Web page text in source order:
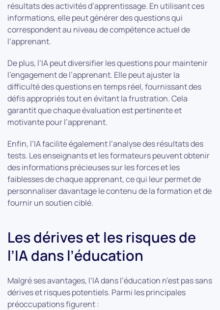
résultats des activités d’apprentissage. En utilisant ces
informations, elle peut générer des questions qui
correspondent au niveau de compétence actuel de
l’apprenant.
De plus, l’IA peut diversifier les questions pour maintenir
l’engagement de l’apprenant. Elle peut ajuster la
difficulté des questions en temps réel, fournissant des
défis appropriés tout en évitant la frustration. Cela
garantit que chaque évaluation est pertinente et
motivante pour l’apprenant.
Enfin, l’IA facilite également l’analyse des résultats des
tests. Les enseignants et les formateurs peuvent obtenir
des informations précieuses sur les forces et les
faiblesses de chaque apprenant, ce qui leur permet de
personnaliser davantage le contenu de la formation et de
fournir un soutien ciblé.
Les dérives et les risques de
l’IA dans l’éducation
Malgré ses avantages, l’IA dans l’éducation n’est pas sans
dérives et risques potentiels. Parmi les principales
préoccupations figurent :